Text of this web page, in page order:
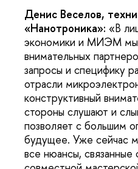
Денис Веселов,
«Нанотроника»: «В
экономики и МИЭМ мы
внимательных
запросы и специфику
отрасли
конструктивный
стороны слушают и
позволяет с большим
будущее. Уже сейчас
все нюансы, связанные